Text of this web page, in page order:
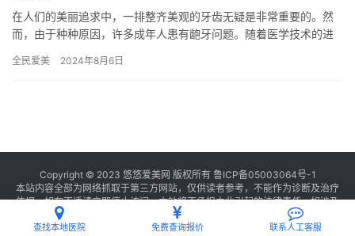
在人们的美丽追求中，一排整齐美观的牙齿无疑是非常重要的。然
而，由于种种原因，许多成年人患有龅牙问题。随着医学技术的进
成年人…
全民爱美 2024年8月6日
Copyright © 2023 悠悠爱美网 版权所有 鲁ICP备05003064号-1
本站内容全部为网络抓取于第三方网站，仅供读者参考，不能作为诊断及治疗
依据，如有不适请立即停止访问，本站将不承担由此引起的法律责任。如涉及
联系我们
查找本地医院 免费查询报价 联系人工客服